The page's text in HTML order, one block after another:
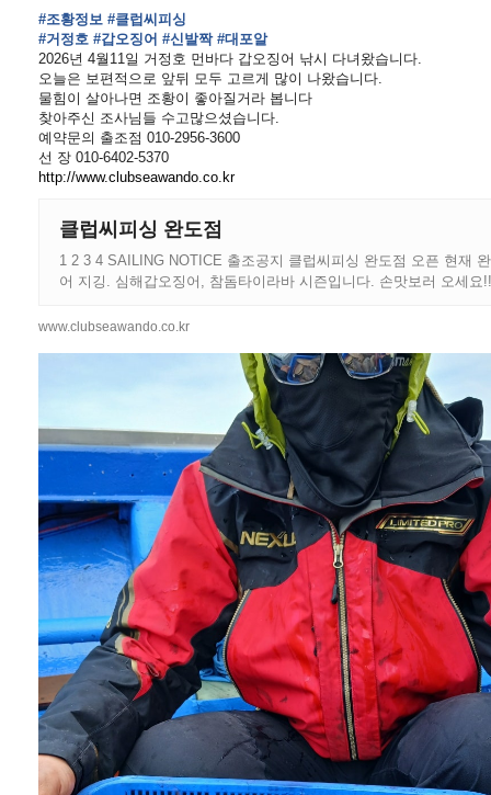
#조황정보 #클럽씨피싱
#거정호 #갑오징어 #신발짝 #대포알
2026년 4월11일 거정호 먼바다 갑오징어 낚시 다녀왔습니다.
오늘은 보편적으로 앞뒤 모두 고르게 많이 나왔습니다.
물힘이 살아나면 조황이 좋아질거라 봅니다
찾아주신 조사님들 수고많으셨습니다.
예약문의 출조점 010-2956-3600
선 장 010-6402-5370
http://www.clubseawando.co.kr
클럽씨피싱 완도점
1 2 3 4 SAILING NOTICE 출조공지 클럽씨피싱 완도점 오픈 현재
어 지깅. 심해갑오징어, 참돔타이라바 시즌입니다. 손맛보러 오세요
완도점- 밴드로 초대합니다.-- 클릭 --
www.clubseawando.co.kr